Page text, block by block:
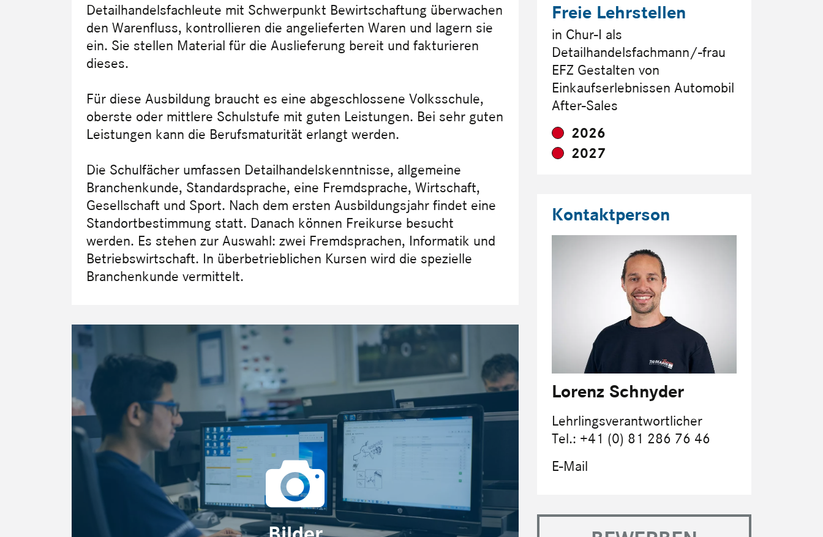
Detailhandelsfachleute mit Schwerpunkt Bewirtschaftung überwachen
den Warenfluss, kontrollieren die angelieferten Waren und lagern sie
ein. Sie stellen Material für die Auslieferung bereit und fakturieren
dieses.
Für diese Ausbildung braucht es eine abgeschlossene Volksschule,
oberste oder mittlere Schulstufe mit guten Leistungen. Bei sehr guten
Leistungen kann die Berufsmaturität erlangt werden.
Die Schulfächer umfassen Detailhandelskenntnisse, allgemeine
Branchenkunde, Standardsprache, eine Fremdsprache, Wirtschaft,
Gesellschaft und Sport. Nach dem ersten Ausbildungsjahr findet eine
Standortbestimmung statt. Danach können Freikurse besucht
werden. Es stehen zur Auswahl: zwei Fremdsprachen, Informatik und
Betriebswirtschaft. In überbetrieblichen Kursen wird die spezielle
Branchenkunde vermittelt.
Freie Lehrstellen
in Chur-I als
Detailhandelsfachmann/-frau
EFZ Gestalten von
Einkaufserlebnissen Automobil
After-Sales
2026
2027
Kontaktperson
Lorenz Schnyder
Lehrlingsverantwortlicher
Tel.: +41 (0) 81 286 76 46
E-Mail